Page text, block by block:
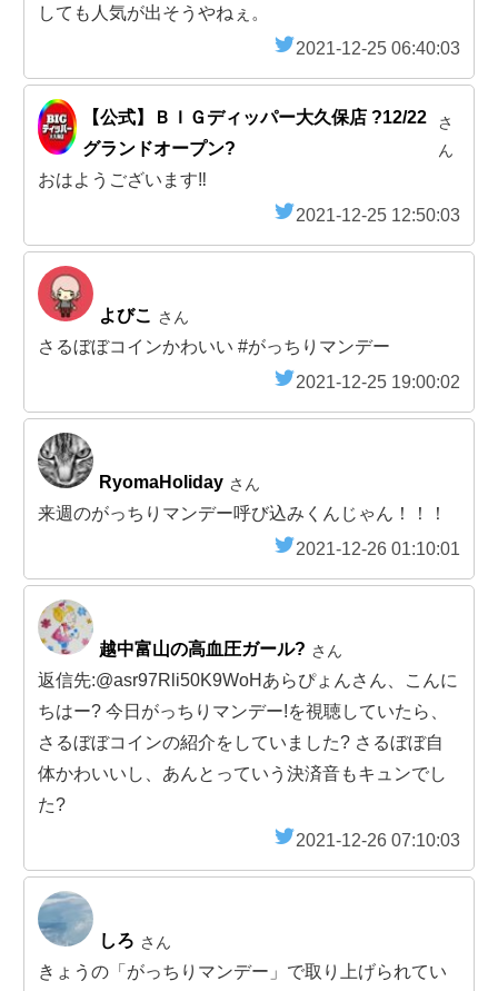
しても人気が出そうやねぇ。
2021-12-25 06:40:03
【公式】ＢＩＧディッパー大久保店 ?12/22
グランドオープン?
さ
ん
おはようございます‼️
2021-12-25 12:50:03
よびこ さん
さるぼぼコインかわいい #がっちりマンデー
2021-12-25 19:00:02
RyomaHoliday さん
来週のがっちりマンデー呼び込みくんじゃん！！！
2021-12-26 01:10:01
越中富山の高血圧ガール?️ さん
返信先:@asr97Rli50K9WoHあらぴょんさん、こんに
ちはー? 今日がっちりマンデー!を視聴していたら、
さるぼぼコインの紹介をしていました?️ さるぼぼ自
体かわいいし、あんとっていう決済音もキュンでし
た?
2021-12-26 07:10:03
しろ さん
きょうの「がっちりマンデー」で取り上げられてい